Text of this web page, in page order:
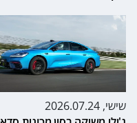
שישי, 2026.07.24